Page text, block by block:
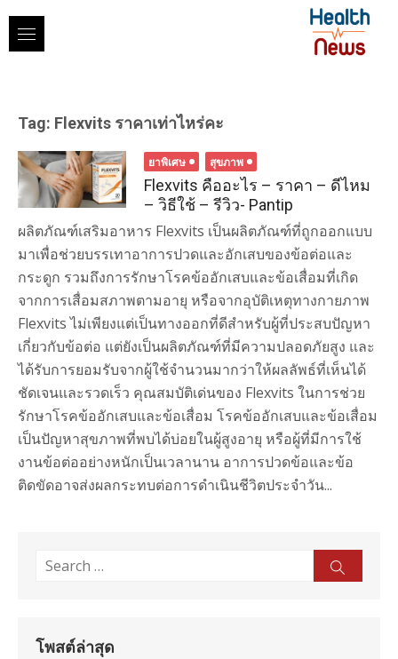
content
Tag: Flexvits ราคาเท่าไหร่คะ
ยาพิเศษ สุขภาพ
Flexvits คืออะไร – ราคา – ดีไหม
– วิธีใช้ – รีวิว- Pantip
ผลิตภัณฑ์เสริมอาหาร Flexvits เป็นผลิตภัณฑ์ที่ถูกออกแบบ
มาเพื่อช่วยบรรเทาอาการปวดและอักเสบของข้อต่อและ
กระดูก รวมถึงการรักษาโรคข้ออักเสบและข้อเสื่อมที่เกิด
จากการเสื่อมสภาพตามอายุ หรือจากอุบัติเหตุทางกายภาพ
Flexvits ไม่เพียงแต่เป็นทางออกที่ดีสำหรับผู้ที่ประสบปัญหา
เกี่ยวกับข้อต่อ แต่ยังเป็นผลิตภัณฑ์ที่มีความปลอดภัยสูง และ
ได้รับการยอมรับจากผู้ใช้จำนวนมากว่าให้ผลลัพธ์ที่เห็นได้
ชัดเจนและรวดเร็ว คุณสมบัติเด่นของ Flexvits ในการช่วย
รักษาโรคข้ออักเสบและข้อเสื่อม โรคข้ออักเสบและข้อเสื่อม
เป็นปัญหาสุขภาพที่พบได้บ่อยในผู้สูงอายุ หรือผู้ที่มีการใช้
งานข้อต่ออย่างหนักเป็นเวลานาน อาการปวดข้อและข้อ
ติดขัดอาจส่งผลกระทบต่อการดำเนินชีวิตประจำวัน...
Search
โพสต์ล่าสุด